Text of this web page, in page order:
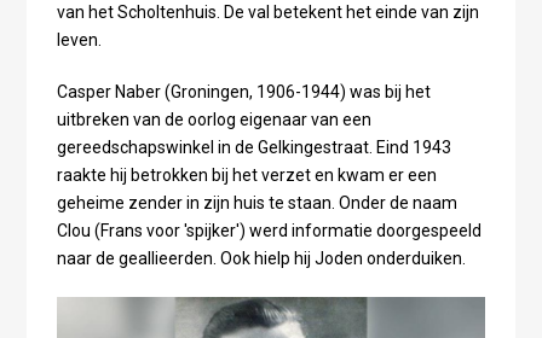
van het Scholtenhuis. De val betekent het einde van zijn
leven.
Casper Naber (Groningen, 1906-1944) was bij het
uitbreken van de oorlog eigenaar van een
gereedschapswinkel in de Gelkingestraat. Eind 1943
raakte hij betrokken bij het verzet en kwam er een
geheime zender in zijn huis te staan. Onder de naam
Clou (Frans voor 'spijker') werd informatie doorgespeeld
naar de geallieerden. Ook hielp hij Joden onderduiken.